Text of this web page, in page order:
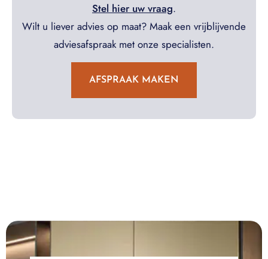
Stel hier uw vraag.
Wilt u liever advies op maat? Maak een vrijblijvende
adviesafspraak met onze specialisten.
AFSPRAAK MAKEN